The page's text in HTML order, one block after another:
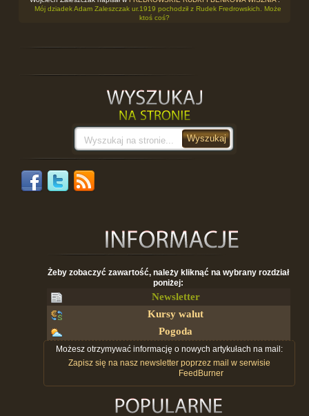
Mój dziadek Adam Zaleszczak ur.1919 pochodził z Rudek Fredrowskich. Może
ktoś coś?
Żeby zobaczyć zawartość, należy kliknąć na wybrany rozdział
poniżej:
Newsletter
Kursy walut
Pogoda
Możesz otrzymywać informację o nowych artykułach na mail:
Zapisz się na nasz newsletter poprzez mail w serwisie
FeedBurner